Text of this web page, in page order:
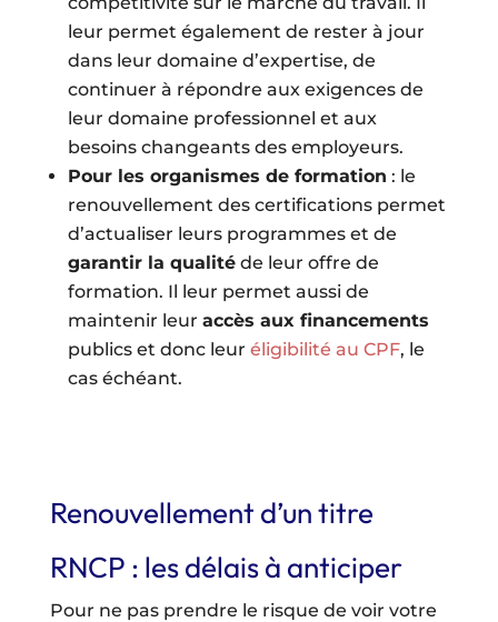
leur permet également de rester à jour
dans leur domaine d’expertise, de
continuer à répondre aux exigences de
leur domaine professionnel et aux
besoins changeants des employeurs.
Pour les organismes de formation : le
renouvellement des certifications permet
d’actualiser leurs programmes et de
garantir la qualitéde leur offre de
formation. Il leur permet aussi de
maintenir leur accès aux financements
publics et donc leur éligibilité au CPF, le
cas échéant.
Renouvellement d’un titre
RNCP : les délais à anticiper
Pour ne pas prendre le risque de voir votre